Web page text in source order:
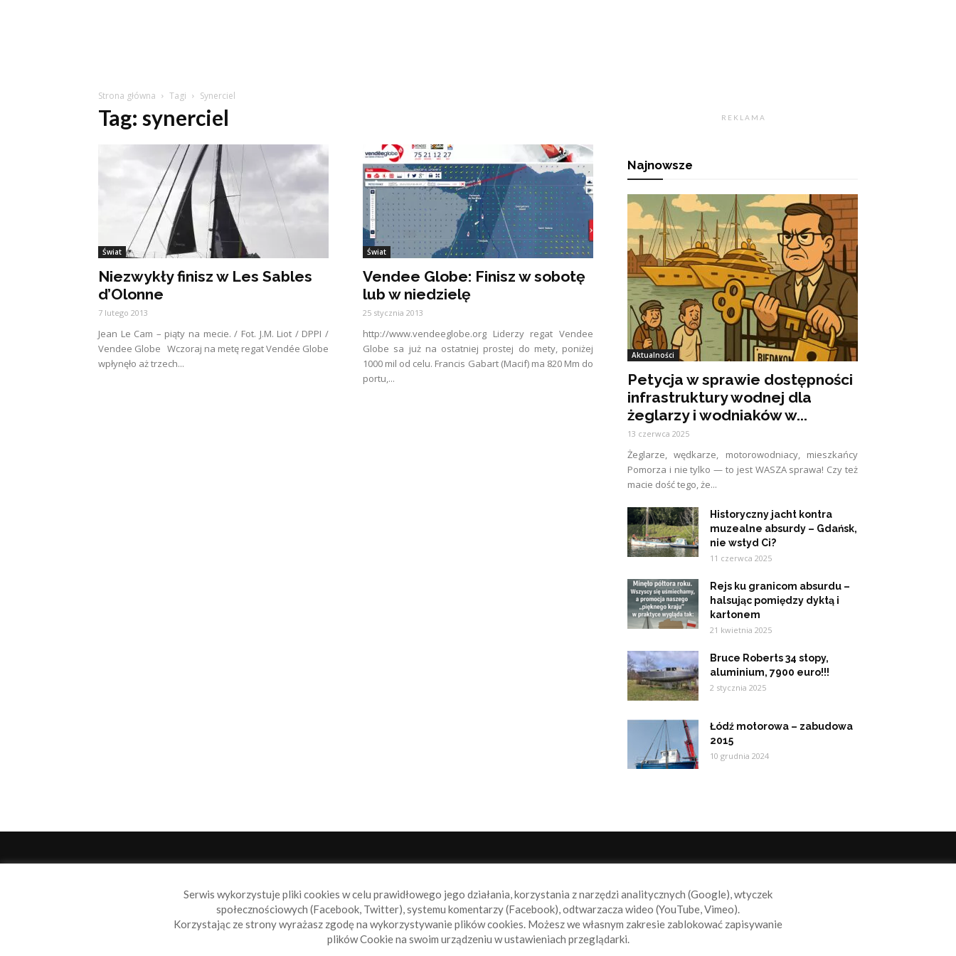
Strona główna Tagi Synerciel
Tag: synerciel
Świat
Niezwykły finisz w Les Sables
d’Olonne
7 lutego 2013
Jean Le Cam – piąty na mecie. / Fot. J.M. Liot / DPPI /
Vendee Globe Wczoraj na metę regat Vendée Globe
wpłynęło aż trzech...
Świat
Vendee Globe: Finisz w sobotę
lub w niedzielę
25 stycznia 2013
http://www.vendeeglobe.org Liderzy regat Vendee
Globe sa już na ostatniej prostej do mety, poniżej
1000 mil od celu. Francis Gabart (Macif) ma 820 Mm do
portu,...
R E K L A M A
Najnowsze
Aktualności
Petycja w sprawie dostępności
infrastruktury wodnej dla
żeglarzy i wodniaków w...
13 czerwca 2025
Żeglarze, wędkarze, motorowodniacy, mieszkańcy
Pomorza i nie tylko — to jest WASZA sprawa! Czy też
macie dość tego, że...
Historyczny jacht kontra
muzealne absurdy – Gdańsk,
nie wstyd Ci?
11 czerwca 2025
Rejs ku granicom absurdu –
halsując pomiędzy dyktą i
kartonem
21 kwietnia 2025
Bruce Roberts 34 stopy,
aluminium, 7900 euro!!!
2 stycznia 2025
Łódź motorowa – zabudowa
2015
10 grudnia 2024
Sailbook.pl to miejsce dla wszystkich, którzy szukają aktualnych
wiadomości ze świata żeglarstwa, świata motorowodniactwa i
nie tylko.
Serwis wykorzystuje pliki cookies w celu prawidłowego jego działania, korzystania z narzędzi analitycznych (Google), wtyczek
społecznościowych (Facebook, Twitter), systemu komentarzy (Facebook), odtwarzacza wideo (YouTube, Vimeo).
Korzystając ze strony wyrażasz zgodę na wykorzystywanie plików cookies. Możesz we własnym zakresie zablokować zapisywanie
plików Cookie na swoim urządzeniu w ustawieniach przeglądarki.